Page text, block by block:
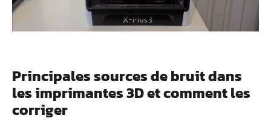
Principales sources de bruit dans
les imprimantes 3D et comment les
corriger